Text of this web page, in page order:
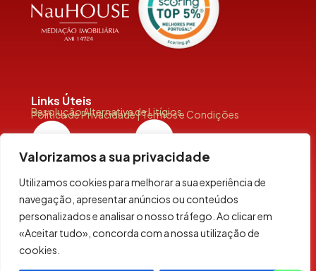
Valorizamos a sua privacidade
Utilizamos cookies para melhorar a sua experiência de
navegação, apresentar anúncios ou conteúdos
personalizados e analisar o nosso tráfego. Ao clicar em
«Aceitar tudo», concorda com a nossa utilização de
cookies.
Links Úteis
Resolução Alternativa de Litígios
Política de Privacidade | Termos e Condições
Siga-Nos